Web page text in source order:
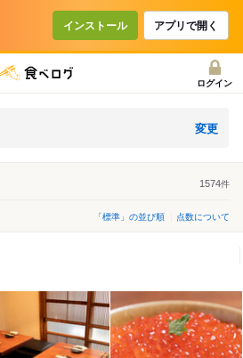
インストール アプリで開く
ログイン
変更
1574件
「標準」の並び順 点数について